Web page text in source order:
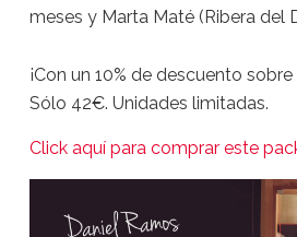
meses y Marta Maté (Ribera del
¡Con un 10% de descuento
Sólo 42€. Unidades limitadas.
Click aquí para comprar este